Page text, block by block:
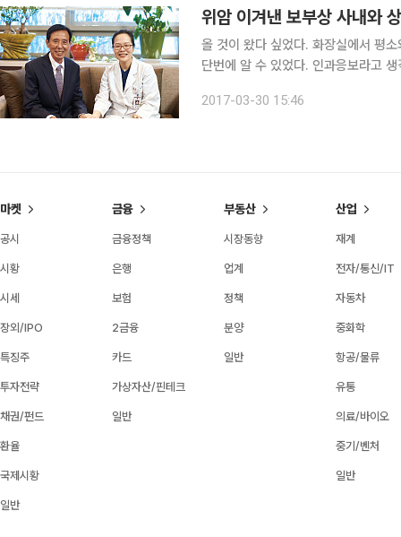
위암 이겨낸 보부상 사내와
올 것이 왔다 싶었다. 화장실에서 평
단번에 알 수 있었다. 인과응보라고
교 구로병원에서 만난 오성표(吳聖
2017-03-30 15:46
마켓
공시
시황
시세
장외/IPO
특징주
투자전략
채권/펀드
환율
국제시황
일반
금융
금융정책
은행
보험
2금융
카드
가상자산/핀테크
일반
부동산
시장동향
업계
정책
분양
일반
산업
재계
전자/통신/IT
자동차
중화학
항공/물류
유통
의료/바이오
중기/벤처
일반